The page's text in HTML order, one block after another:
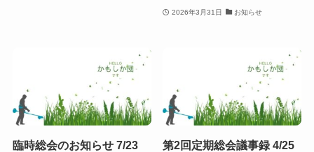
2026年3月31日 お知らせ
臨時総会のお知らせ 7/23 第2回定期総会議事録 4/25